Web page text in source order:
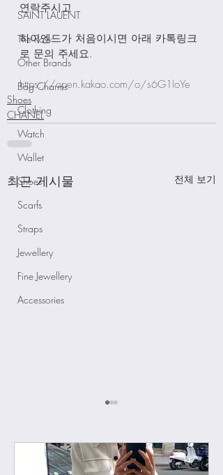
SAINT LAUENT
The Row
Other Brands
Bag Charms
Clothing
Watch
Wallet
Shoes
Scarfs
Straps
Jewellery
Fine Jewellery
Accessories
연락주시고
하이엔드가 처음이시면 아래 카톡링크
로 문의 주세요.
https://open.kakao.com/o/s6G1loYe
Shoes
CHANEL
최근 게시물 전체 보기